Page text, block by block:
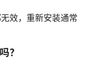
效，重新安装通常
？